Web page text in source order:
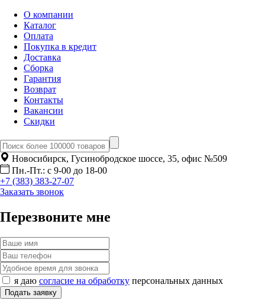
О компании
Каталог
Оплата
Покупка в кредит
Доставка
Сборка
Гарантия
Возврат
Контакты
Вакансии
Скидки
Новосибирск, Гусинобродское шоссе, 35, офис №509
Пн.-Пт.: с 9-00 до 18-00
+7 (383) 383-27-07
Заказать звонок
Перезвоните мне
я даю согласие на обработку персональных данных